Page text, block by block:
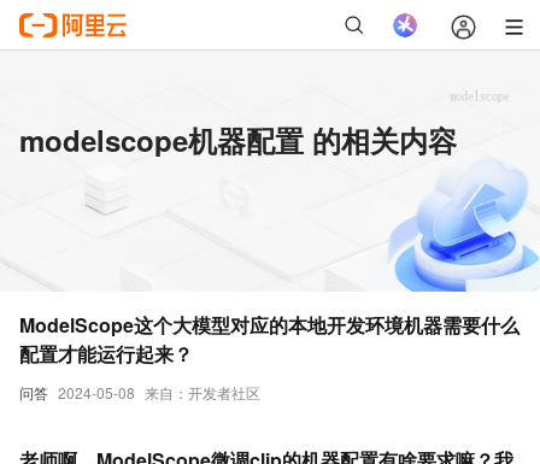
modelscope机器配置 的相关内容
问答 2024-05-08 来自：开发者社区
ModelScope这个大模型对应的本地开发环境机器需要什么
配置才能运行起来？